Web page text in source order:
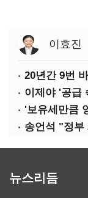
이효진
20년간 9번
이제야 '공급
뉴스리듬